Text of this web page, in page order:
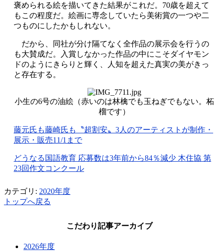
褒められる絵を描いてきた結果がこれだ。70歳を超えて
もこの程度だ。絵画に専念していたら美術賞の一つや二
つものにしたかもしれない。
だから、同社が分け隔てなく全作品の展示会を行うの
も大賛成だ。入賞しなかった作品の中にこそダイヤモン
ドのようにきらりと輝く、人知を超えた真実の美がきっ
と存在する。
小生の6号の油絵（赤いのは林檎でも玉ねぎでもない。柘
榴です）
藤元氏も藤崎氏も〝超割安〟3人のアーティストが制作・
展示・販売11/1まで
どうなる国語教育 応募数は3年前から84％減少 木住協 第
23回作文コンクール
カテゴリ: 2020年度
トップへ戻る
こだわり記事アーカイブ
2026年度